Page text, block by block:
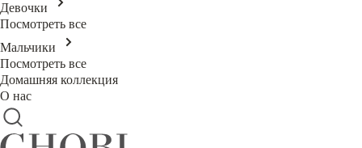
Девочки
Посмотреть все
Мальчики
Посмотреть все
Домашняя коллекция
О нас